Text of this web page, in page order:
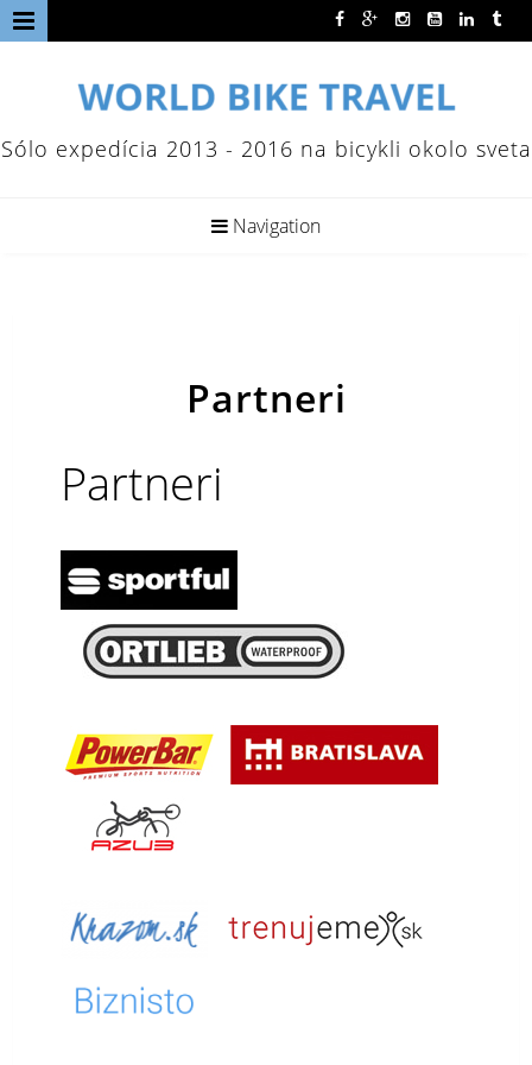
Sólo expedícia 2013 - 2016 na bicykli okolo sveta
Navigation
Partneri
Partneri